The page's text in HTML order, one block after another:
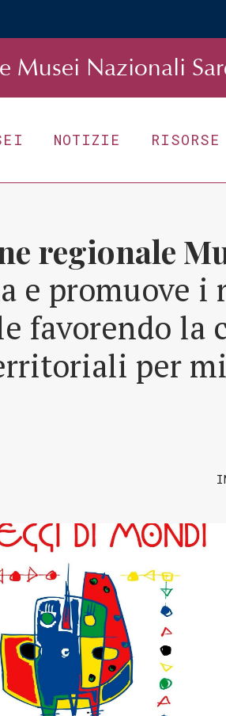
Musei Nazionali
NOTIZIE RISORSE
regionale
e promuove
favorendo la
per